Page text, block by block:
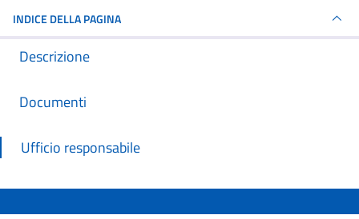
INDICE DELLA PAGINA
Descrizione
Documenti
Ufficio responsabile